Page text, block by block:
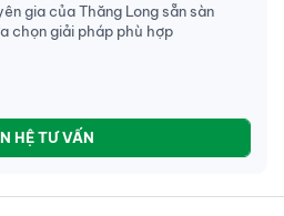
gia của Thăng Long sẵn sàn
chọn giải pháp phù hợp
HỆ TƯ VẤN